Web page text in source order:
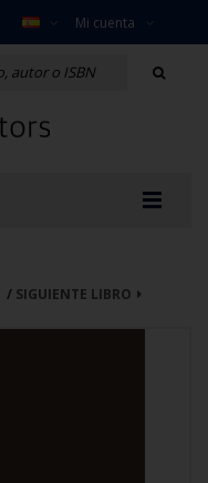
Mi cuenta
SIGUIENTE LIBRO
/